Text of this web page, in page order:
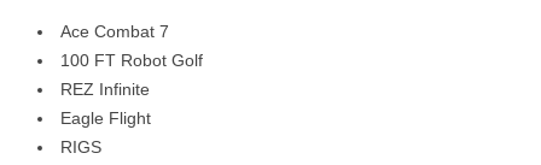
Ace Combat 7
100 FT Robot Golf
REZ Infinite
Eagle Flight
RIGS